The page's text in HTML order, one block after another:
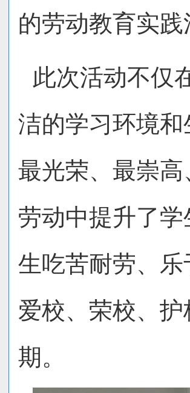
的劳动教育实践
此次活动不仅
洁的学习环境
最光荣、最崇
劳动中提升了
生吃苦耐劳、
爱校、荣校、
期。